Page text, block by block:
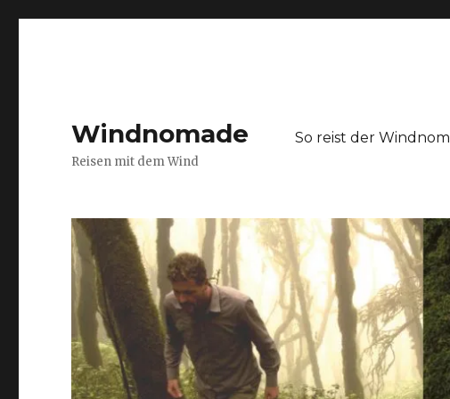
Windnomade
Reisen mit dem Wind
So reist der